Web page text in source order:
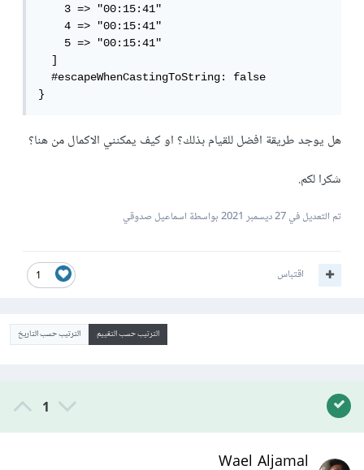
    3 => "00:15:41"
    4 => "00:15:41"
    5 => "00:15:41"
  ]
  #escapeWhenCastingToString: false
}
هل يوجد طريقة افضل للقيام بذلك؟ او كيف يمكنني الاكمال من هنا؟
شكرا لكم.
تم التعديل في27 ديسمبر 2021 بواسطة اسماعيل صدوقي
1 اقتباس
الترتيب حسب التقييم الترتيب حسب التاريخ
1
Wael Aljamal